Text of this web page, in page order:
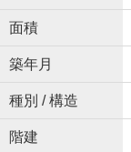
面積
築年月
種別 / 構造
階建